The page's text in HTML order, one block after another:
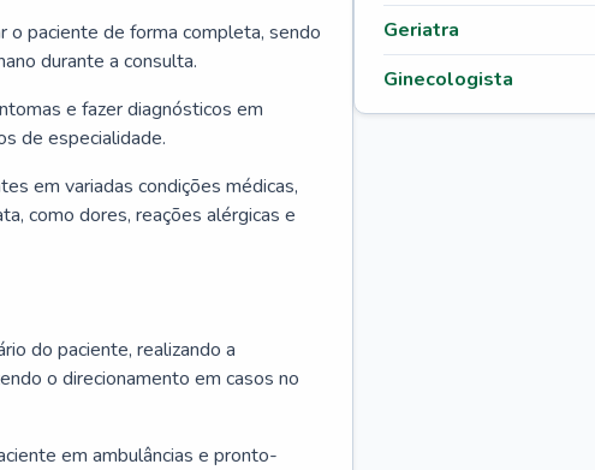
o paciente de forma completa, sendo
durante a consulta.
e fazer diagnósticos em
de especialidade.
em variadas condições médicas,
como dores, reações alérgicas e
do paciente, realizando a
o direcionamento em casos no
em ambulâncias e pronto-
Geriatra
Ginecologista